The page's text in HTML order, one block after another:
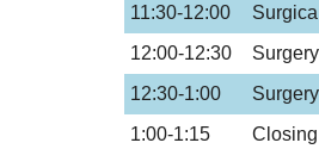
11:30-12:00
12:00-12:30
12:30-1:00
1:00-1:15